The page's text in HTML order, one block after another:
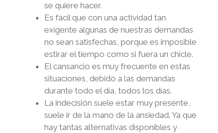
se quiere hacer.
Es fácil que con una actividad tan
exigente algunas de nuestras demandas
no sean satisfechas, porque es imposible
estirar el tiempo como si fuera un chicle.
El cansancio es muy frecuente en estas
situaciones, debido a las demandas
durante todo el día, todos los días.
La indecisión suele estar muy presente,
suele ir de la mano de la ansiedad. Ya que
hay tantas alternativas disponibles y